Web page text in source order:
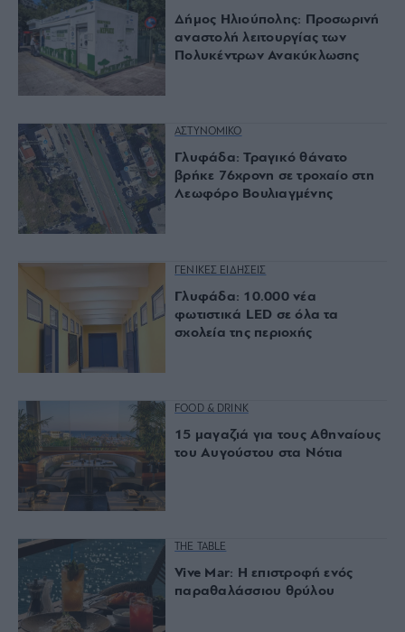
Δήμος Ηλιούπολης: Προσωρινή
αναστολή λειτουργίας των
Πολυκέντρων Ανακύκλωσης
ΑΣΤΥΝΟΜΙΚΟ
Γλυφάδα: Τραγικό θάνατο
βρήκε 76χρονη σε τροχαίο στη
Λεωφόρο Βουλιαγμένης
ΓΕΝΙΚΕΣ ΕΙΔΗΣΕΙΣ
Γλυφάδα: 10.000 νέα
φωτιστικά LED σε όλα τα
σχολεία της περιοχής
FOOD & DRINK
15 μαγαζιά για τους Αθηναίους
του Αυγούστου στα Νότια
THE TABLE
Vive Mar: Η επιστροφή ενός
παραθαλάσσιου θρύλου